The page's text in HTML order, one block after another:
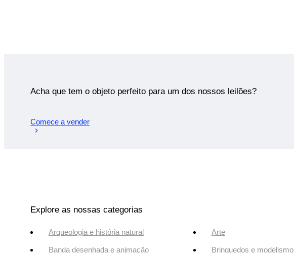
Acha que tem o objeto perfeito para um dos nossos leilões?
Comece a vender
Explore as nossas categorias
Arqueologia e história natural Arte
Banda desenhada e animação Brinquedos e modelismo